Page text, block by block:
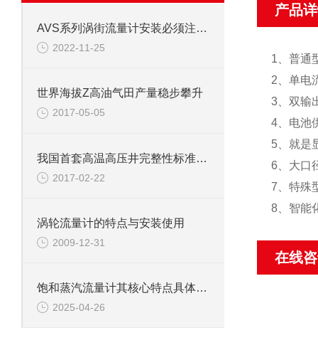
AVS系列涡街流量计安装必须注意事项
2022-11-25
世界海拔Z高油气田产量稳步攀升
2017-05-05
我国首套高温高压井完整性标准系列面世
2017-02-22
涡轮流量计的特点与安装使用
2009-12-31
饱和蒸汽流量计其核心特点具体如下
2025-04-26
产品
1、普通
2、单电
3、双输
4、电池
5、就是
6、大口
7、特殊
8、智能
在线